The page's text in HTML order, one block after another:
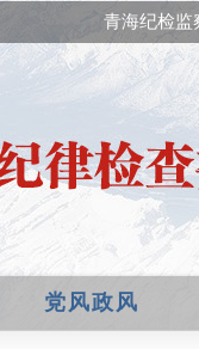
青海纪检监察
党风政风